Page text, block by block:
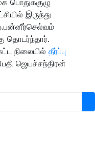
இருந்து
ஓ.பன்னீர்செல்வம்
தொடர்ந்தார்.
நிலையில் தீர்ப்பு
ஜெயச்சந்திரன்